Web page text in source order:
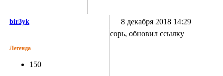
bir3yk 8 декабря 2018 14:29
Легенда
150
сорь, обновил ссылку